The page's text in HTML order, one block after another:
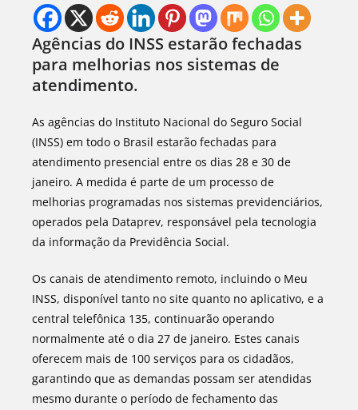
Agências do INSS estarão fechadas
para melhorias nos sistemas de
atendimento.
As agências do Instituto Nacional do Seguro Social
(INSS) em todo o Brasil estarão fechadas para
atendimento presencial entre os dias 28 e 30 de
janeiro. A medida é parte de um processo de
melhorias programadas nos sistemas previdenciários,
operados pela Dataprev, responsável pela tecnologia
da informação da Previdência Social.
Os canais de atendimento remoto, incluindo o Meu
INSS, disponível tanto no site quanto no aplicativo, e a
central telefônica 135, continuarão operando
normalmente até o dia 27 de janeiro. Estes canais
oferecem mais de 100 serviços para os cidadãos,
garantindo que as demandas possam ser atendidas
mesmo durante o período de fechamento das